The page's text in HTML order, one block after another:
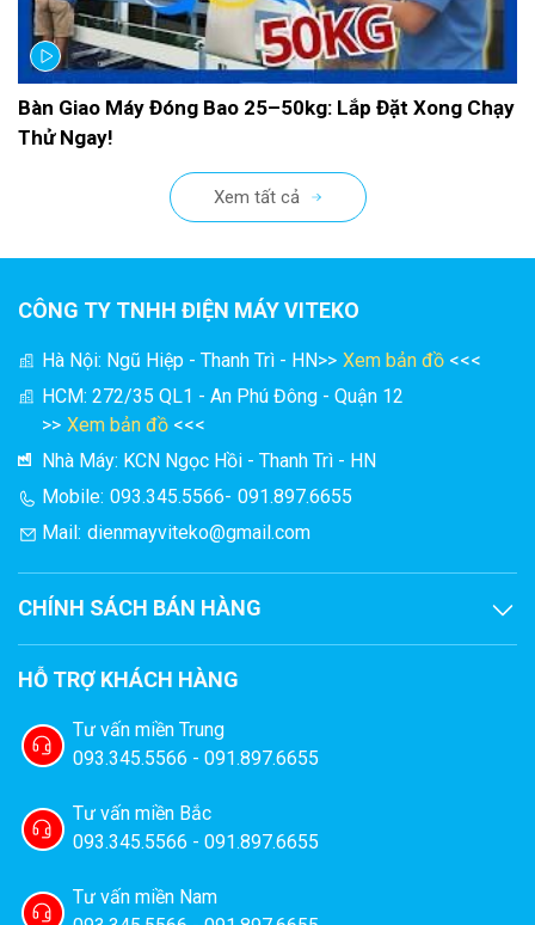
Bàn Giao Máy Đóng Bao 25–50kg: Lắp Đặt Xong Chạy
Thử Ngay!
Xem tất cả
CÔNG TY TNHH ĐIỆN MÁY VITEKO
Hà Nội: Ngũ Hiệp - Thanh Trì - HN>> Xem bản đồ <<<
HCM: 272/35 QL1 - An Phú Đông - Quận 12
>> Xem bản đồ <<<
Nhà Máy: KCN Ngọc Hồi - Thanh Trì - HN
Mobile: 093.345.5566- 091.897.6655
Mail: dienmayviteko@gmail.com
CHÍNH SÁCH BÁN HÀNG
HỖ TRỢ KHÁCH HÀNG
Tư vấn miền Trung
093.345.5566 - 091.897.6655
Tư vấn miền Bắc
093.345.5566 - 091.897.6655
Tư vấn miền Nam